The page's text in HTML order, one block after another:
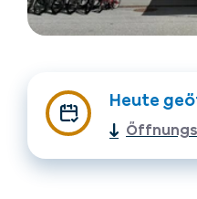
Unterkünfte finden
Heute